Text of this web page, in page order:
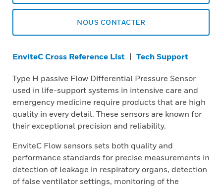
NOUS CONTACTER
EnviteC Cross Reference List | Tech Support
Type H passive Flow Differential Pressure Sensor
used in life-support systems in intensive care and
emergency medicine require products that are high
quality in every detail. These sensors are known for
their exceptional precision and reliability.
EnviteC Flow sensors sets both quality and
performance standards for precise measurements in
detection of leakage in respiratory organs, detection
of false ventilator settings, monitoring of the